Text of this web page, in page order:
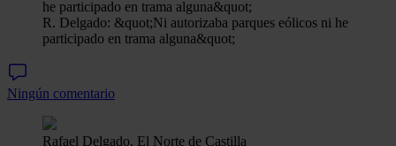
R. Delgado: &quot;Ni autorizaba parques eólicos ni he
participado en trama alguna&quot;
Ningún comentario
Rafael Delgado, El Norte de Castilla